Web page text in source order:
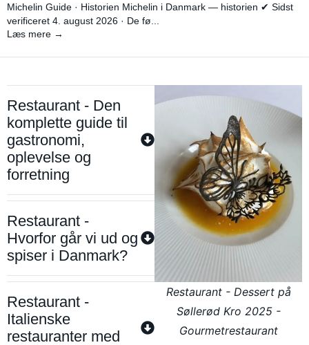
Michelin Guide · Historien Michelin i Danmark — historien ✔ Sidst
verificeret 4. august 2026 · De fø...
Læs mere →
Restaurant - Den
komplette guide til
gastronomi,
oplevelse og
forretning
Restaurant -
Hvorfor går vi ud og
spiser i Danmark?
Restaurant -
Italienske
restauranter med
Restaurant - Dessert på
Søllerød Kro 2025 -
Gourmetrestaurant